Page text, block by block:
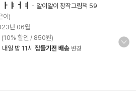
ㅑㅓㅕ - 알이알이 창작그림책 59
이)
년 06월
(10% 할인 / 850원)
내일 밤 11시 잠들기전 배송 변경